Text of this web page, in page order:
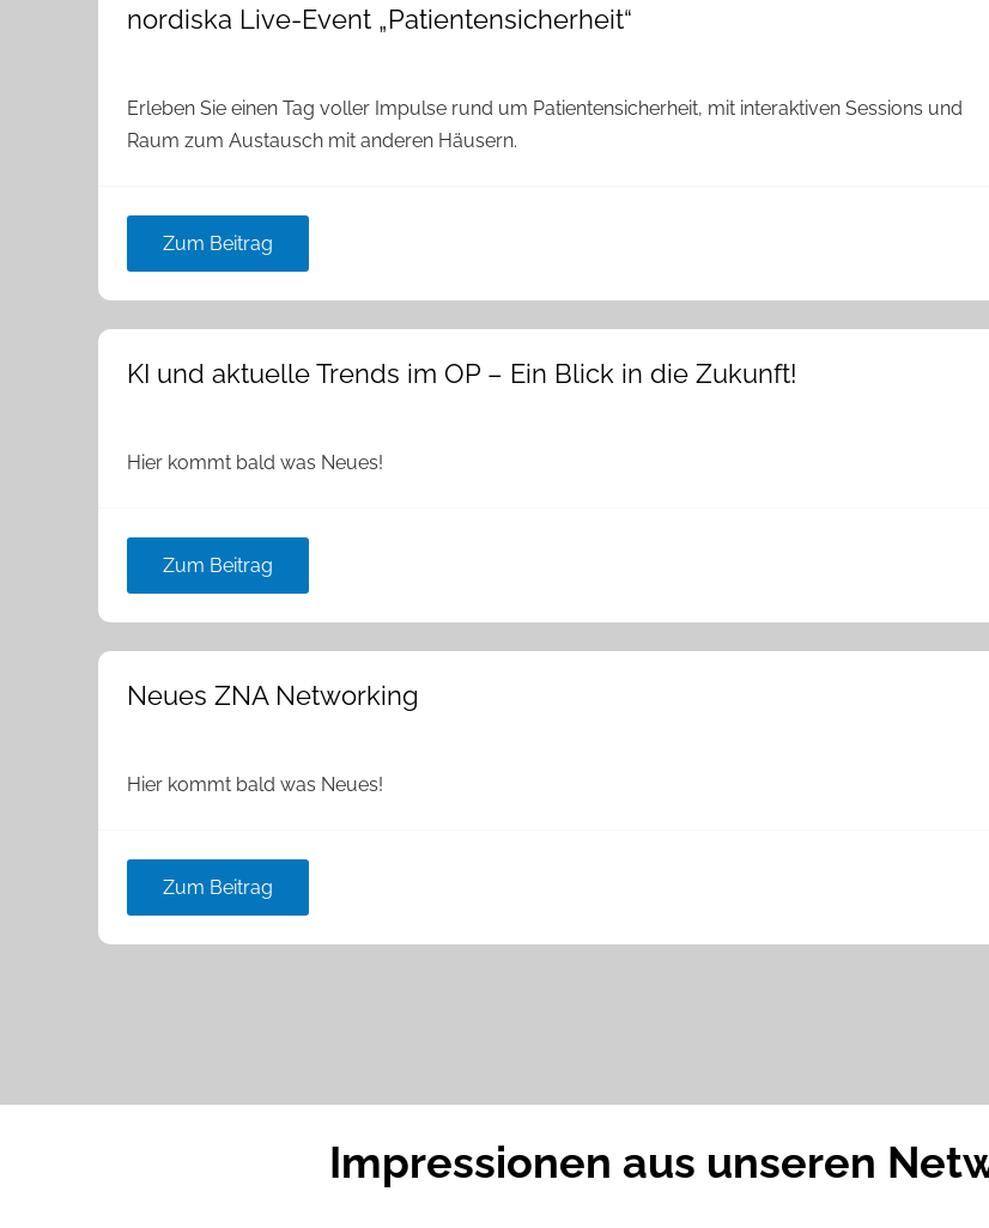
nordiska Live-Event „Patientensicherheit“
Erleben Sie einen Tag voller Impulse rund um Patientensicherheit, mit interaktiven Sessions und
Raum zum Austausch mit anderen Häusern.
Zum Beitrag
KI und aktuelle Trends im OP – Ein Blick in die Zukunft!
Hier kommt bald was Neues!
Zum Beitrag
Neues ZNA Networking
Hier kommt bald was Neues!
Zum Beitrag
Impressionen aus unseren